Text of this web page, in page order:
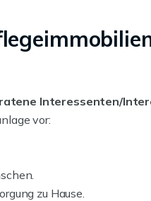
Interessenten/
vor:
zu Hause.